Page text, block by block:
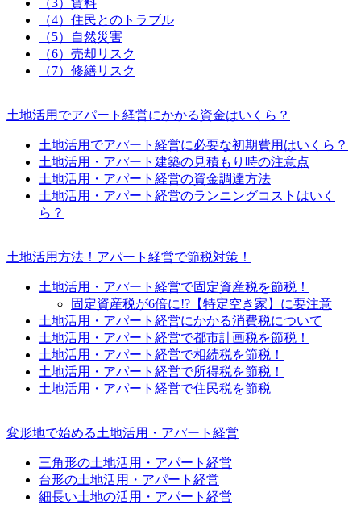
（4）住民とのトラブル
（5）自然災害
（6）売却リスク
（7）修繕リスク
土地活用でアパート経営にかかる資金はいくら？
土地活用でアパート経営に必要な初期費用はいくら？
土地活用・アパート建築の見積もり時の注意点
土地活用・アパート経営の資金調達方法
土地活用・アパート経営のランニングコストはいく
ら？
土地活用方法！アパート経営で節税対策！
土地活用・アパート経営で固定資産税を節税！
固定資産税が6倍に!?【特定空き家】に要注意
土地活用・アパート経営にかかる消費税について
土地活用・アパート経営で都市計画税を節税！
土地活用・アパート経営で相続税を節税！
土地活用・アパート経営で所得税を節税！
土地活用・アパート経営で住民税を節税
変形地で始める土地活用・アパート経営
三角形の土地活用・アパート経営
台形の土地活用・アパート経営
細長い土地の活用・アパート経営